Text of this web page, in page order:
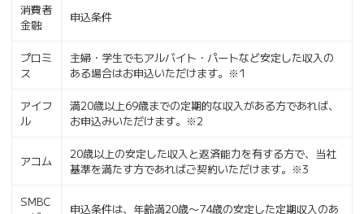
消費者
金融
申込条件
プロミ
ス
主婦・学生でもアルバイト・パートなど安定した収入の
ある場合はお申込いただけます。※1
アイフ
ル
満20歳以上69歳までの定期的な収入がある方であれば、
お申込みいただけます。※2
アコム
20歳以上の安定した収入と返済能力を有する方で、当社
基準を満たす方であればご契約いただけます。※3
SMBC
申込条件は、年齢満20歳〜74歳の安定した定期収入のあ